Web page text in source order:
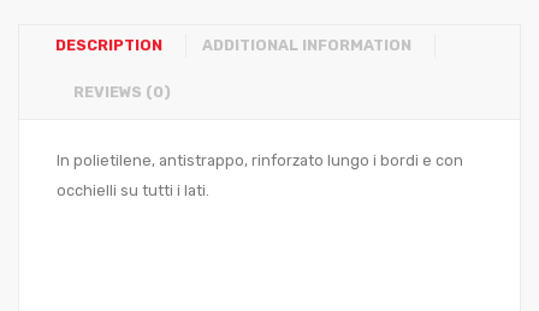
DESCRIPTION ADDITIONAL INFORMATION
REVIEWS (0)
In polietilene, antistrappo, rinforzato lungo i bordi e con
occhielli su tutti i lati.